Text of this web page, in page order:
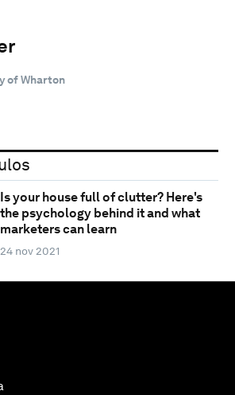
of Wharton
Is your house full of clutter? Here's
the psychology behind it and what
marketers can learn
24 nov 2021